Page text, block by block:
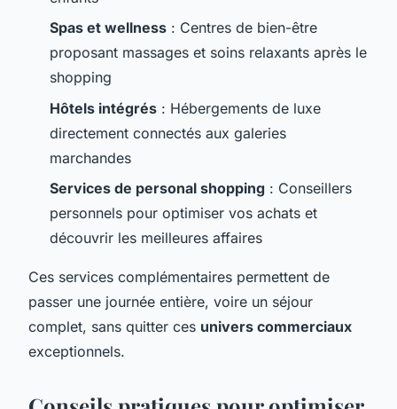
Spas et wellness : Centres de bien-être
proposant massages et soins relaxants après le
shopping
Hôtels intégrés : Hébergements de luxe
directement connectés aux galeries
marchandes
Services de personal shopping : Conseillers
personnels pour optimiser vos achats et
découvrir les meilleures affaires
Ces services complémentaires permettent de
passer une journée entière, voire un séjour
complet, sans quitter ces univers commerciaux
exceptionnels.